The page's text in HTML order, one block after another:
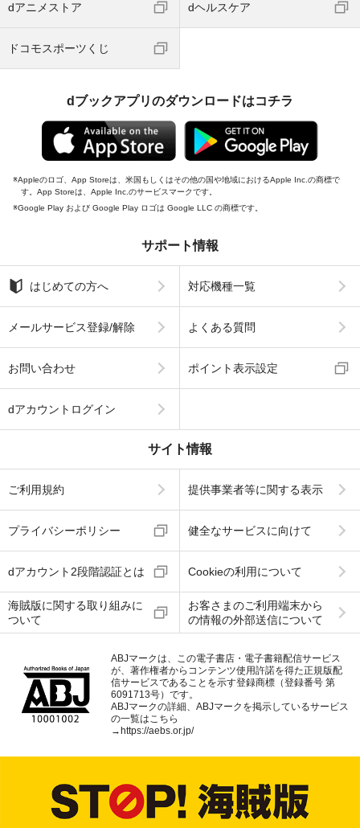
dアニメストア dヘルスケア
ドコモスポーツくじ
dブックアプリのダウンロードはコチラ
Appleのロゴ、App Storeは、米国もしくはその他の国や地域におけるApple Inc.の商標で
す。App Storeは、Apple Inc.のサービスマークです。
Google Play および Google Play ロゴは Google LLC の商標です。
サポート情報
はじめての方へ 対応機種一覧
メールサービス登録/解除 よくある質問
お問い合わせ ポイント表示設定
dアカウントログイン
サイト情報
ご利用規約 提供事業者等に関する表示
プライバシーポリシー 健全なサービスに向けて
dアカウント2段階認証とは Cookieの利用について
海賊版に関する取り組みに
ついて
お客さまのご利用端末から
の情報の外部送信について
ABJマークは、この電子書店・電子書籍配信サービス
が、著作権者からコンテンツ使用許諾を得た正規版配
信サービスであることを示す登録商標（登録番号 第
6091713号）です。
ABJマークの詳細、ABJマークを掲示しているサービス
の一覧はこちら
→https://aebs.or.jp/